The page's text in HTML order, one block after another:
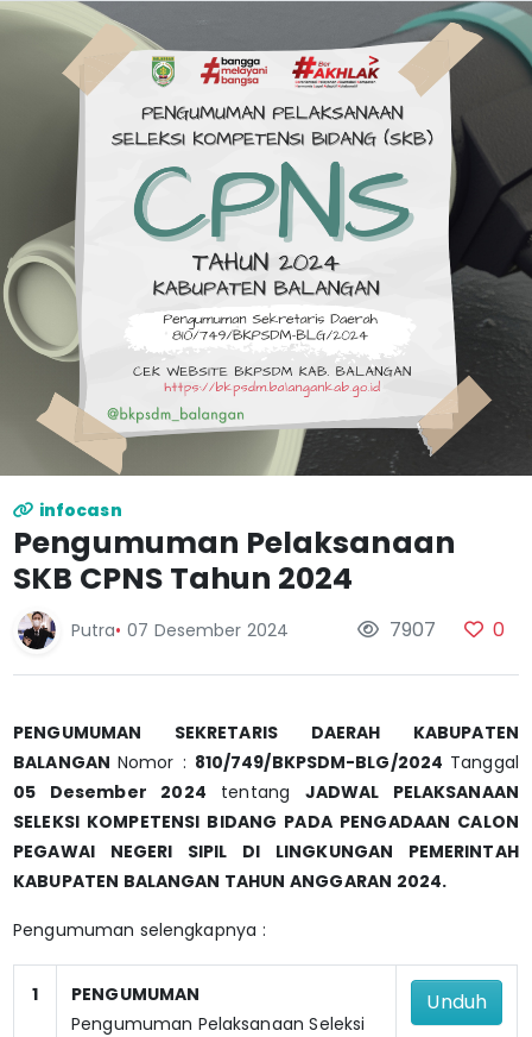
infocasn
Pengumuman Pelaksanaan
SKB CPNS Tahun 2024
Putra• 07 Desember 2024 7907 0
PENGUMUMAN SEKRETARIS DAERAH KABUPATEN
BALANGANNomor : 810/749/BKPSDM-BLG/2024 Tanggal
05 Desember 2024 tentang JADWAL PELAKSANAAN
SELEKSI KOMPETENSI BIDANG PADA PENGADAAN CALON
PEGAWAI NEGERI SIPIL DI LINGKUNGAN PEMERINTAH
KABUPATEN BALANGAN TAHUN ANGGARAN 2024.
Pengumuman selengkapnya :
1
PENGUMUMAN
Pengumuman Pelaksanaan Seleksi
Unduh